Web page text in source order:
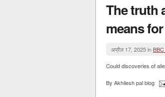
The truth
means
अप्रैल 17, 2025 in
Could discoveries of
By Akhilesh pal blog